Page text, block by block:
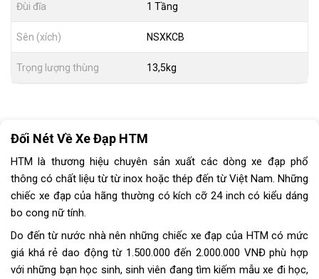
Đùi đĩa 1 Tầng
Sên (xích) NSXKCB
Trọng lượng thùng 13,5kg
Đối Nét Về Xe Đạp HTM
HTM là thương hiệu chuyên sản xuất các dòng xe đạp phổ
thông có chất liệu từ từ inox hoặc thép đến từ Việt Nam. Những
chiếc xe đạp của hãng thường có kích cỡ 24 inch có kiểu dáng
bo cong nữ tính.
Do đến từ nước nhà nên những chiếc xe đạp của HTM có mức
giá khá rẻ dao động từ 1.500.000 đến 2.000.000 VNĐ phù hợp
với những bạn học sinh, sinh viên đang tìm kiếm mẫu xe đi học,